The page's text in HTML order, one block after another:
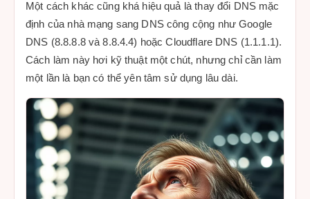
Một cách khác cũng khá hiệu quả là thay đổi DNS mặc
định của nhà mạng sang DNS công cộng như Google
DNS (8.8.8.8 và 8.8.4.4) hoặc Cloudflare DNS (1.1.1.1).
Cách làm này hơi kỹ thuật một chút, nhưng chỉ cần làm
một lần là bạn có thể yên tâm sử dụng lâu dài.